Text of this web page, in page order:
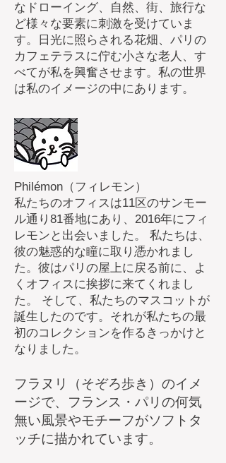
なドローイング、自然、街、旅行な
ど様々な要素に刺激を受けていま
す。日光に照らされる花畑、パリの
カフェテラスに佇む小さな老人、す
べてが私を興奮させます。私の世界
は私のイメージの中にあります。
Philémon（フィレモン）
私たちのオフィスは11区のサンモー
ル通り81番地にあり、2016年にフィ
レモンと出会いました。 私たちは、
彼の魅惑的な瞳に取り憑かれまし
た。彼はパリの屋上に戻る前に、よ
くオフィスに挨拶に来てくれまし
た。 そして、私たちのマスコットが
誕生したのです。それが私たちの最
初のコレクションを作るきっかけと
なりました。
フラヌリ（そぞろ歩き）のイメ
ージで、フランス・パリの何気
無い風景やモチーフがソフトタ
ッチに描かれています。